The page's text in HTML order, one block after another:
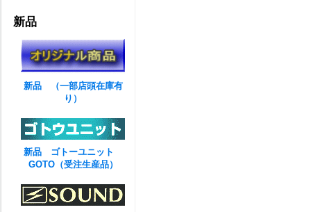
新品
新品 （一部店頭在庫有
り）
新品 ゴトーユニット
GOTO（受注生産品）